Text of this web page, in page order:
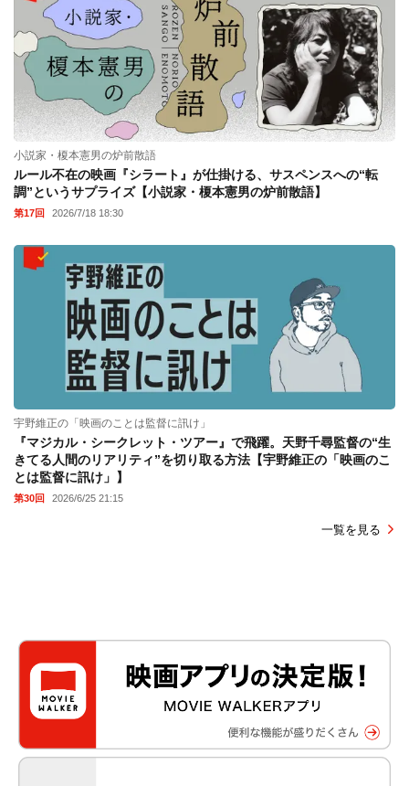
小説家・榎本憲男の炉前散語
ルール不在の映画『シラート』が仕掛ける、サスペンスへの“転
調”というサプライズ【小説家・榎本憲男の炉前散語】
第17回 2026/7/18 18:30
宇野維正の「映画のことは監督に訊け」
『マジカル・シークレット・ツアー』で飛躍。天野千尋監督の“生
きてる人間のリアリティ”を切り取る方法【宇野維正の「映画のこ
とは監督に訊け」】
第30回 2026/6/25 21:15
一覧を見る